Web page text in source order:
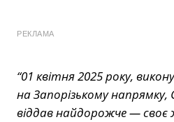
РЕКЛАМА
“01 квітня 2025 року,
на Запорізькому напрямку,
віддав найдорожче —